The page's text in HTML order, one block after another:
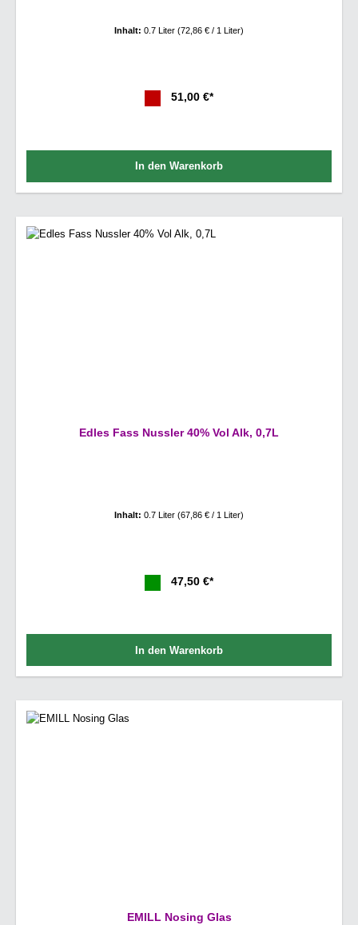
Inhalt: 0.7 Liter (72,86 € / 1 Liter)
51,00 €*
In den Warenkorb
Edles Fass Nussler 40% Vol Alk, 0,7L
Inhalt: 0.7 Liter (67,86 € / 1 Liter)
47,50 €*
In den Warenkorb
EMILL Nosing Glas